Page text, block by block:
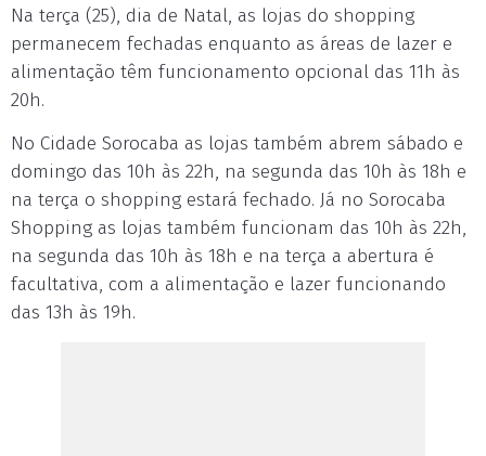
Na terça (25), dia de Natal, as lojas do shopping
permanecem fechadas enquanto as áreas de lazer e
alimentação têm funcionamento opcional das 11h às
20h.
No Cidade Sorocaba as lojas também abrem sábado e
domingo das 10h às 22h, na segunda das 10h às 18h e
na terça o shopping estará fechado. Já no Sorocaba
Shopping as lojas também funcionam das 10h às 22h,
na segunda das 10h às 18h e na terça a abertura é
facultativa, com a alimentação e lazer funcionando
das 13h às 19h.